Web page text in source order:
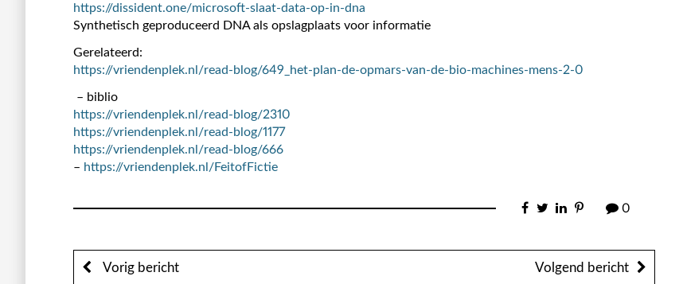
https://dissident.one/microsoft-slaat-data-op-in-dna
Synthetisch geproduceerd DNA als opslagplaats voor informatie
Gerelateerd:
https://vriendenplek.nl/read-blog/649_het-plan-de-opmars-van-de-bio-machines-mens-2-0
– biblio
https://vriendenplek.nl/read-blog/2310
https://vriendenplek.nl/read-blog/1177
https://vriendenplek.nl/read-blog/666
– https://vriendenplek.nl/FeitofFictie
0
Vorig bericht Volgend bericht